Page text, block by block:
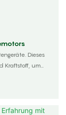
Dieses
Kraftstoff, um
Ohne ihn läuft
Hobbygärtner